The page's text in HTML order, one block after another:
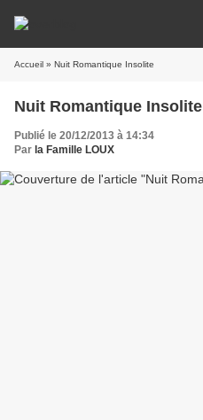
Accueil » Nuit Romantique Insolite
Nuit Romantique Insolite
Publié le 20/12/2013 à 14:34
Par la Famille LOUX